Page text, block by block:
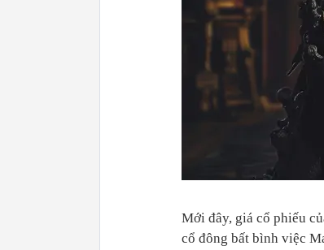
Mới đây, giá cổ phiếu
cổ đông bất bình việc